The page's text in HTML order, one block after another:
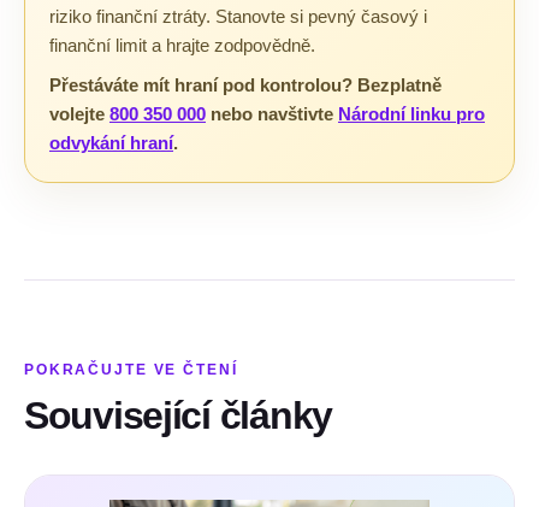
riziko finanční ztráty. Stanovte si pevný časový i
finanční limit a hrajte zodpovědně.
Přestáváte mít hraní pod kontrolou? Bezplatně
volejte 800 350 000 nebo navštivte Národní linku pro
odvykání hraní.
POKRAČUJTE VE ČTENÍ
Související články